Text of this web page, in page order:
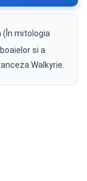
(În mitologia
si a
Walkyrie.